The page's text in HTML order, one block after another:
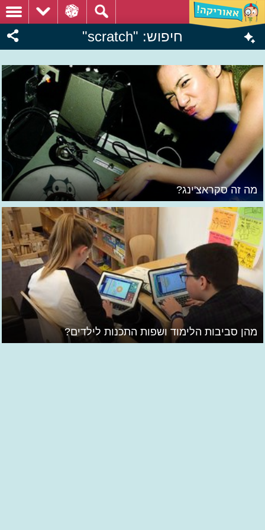
חיפוש: "scratch"
מה זה סקראצ'ינג?
מהן סביבות הלימוד ושפות התכנות לילדים?